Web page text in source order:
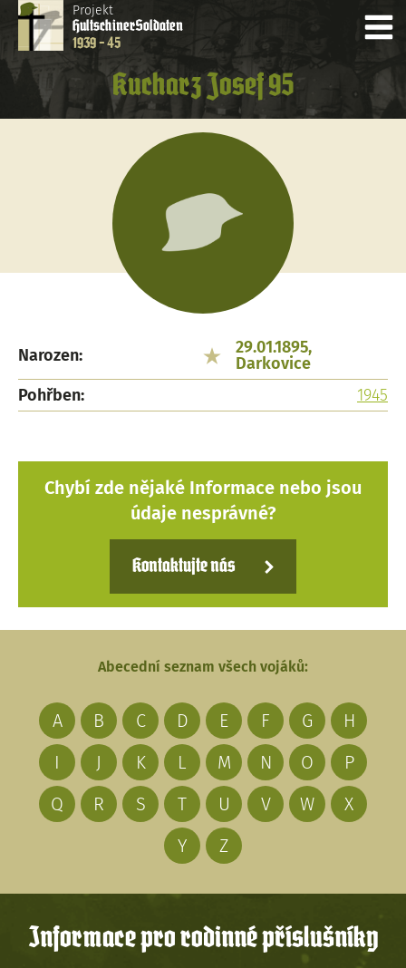
Projekt
HultschinerSoldaten
1939 - 45
Kucharz Josef 95
Narozen:
29.01.1895,
Darkovice
Pohřben:
1945
Chybí zde nějaké Informace nebo jsou
údaje nesprávné?
Kontaktujte nás
Abecední seznam všech vojáků:
A B C D E F G
H
I
J K L M N O
P
Q
R S T U V W
X
Y
Z
Informace pro rodinné příslušníky